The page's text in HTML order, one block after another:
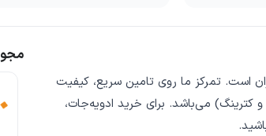
است. تمرکز ما روی تامین سریع، کیفیت
کترینگ) می‌باشد. برای خرید ادویه‌جات،